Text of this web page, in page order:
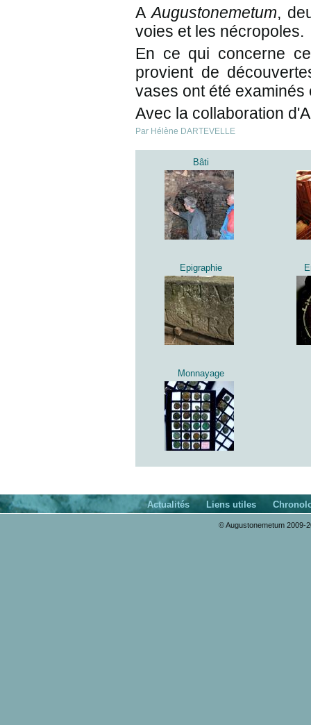
AAugustonemetum,
voies et les nécropoles.
En ce qui concerne
provient de
vases ont été
Avec la collaboration
Par Hélène DARTEVELLE
Bâti
Epigraphie
Monnayage
Actualités Liens utiles
© Augustonemetum 2009-